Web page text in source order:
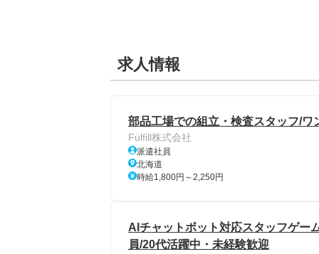
求人情報
部品工場での組立・検査スタッフ/
Fulfill株式会社
派遣社員
北海道
時給1,800円～2,250円
AIチャットボット対応スタッフゲー
員/20代活躍中・未経験歓迎